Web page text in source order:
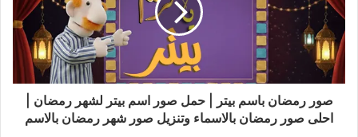
صور رمضان باسم بيتر | حمل صور اسم بيتر لشهر رمضان |
احلى صور رمضان بالاسماء وتنزيل صور شهر رمضان بالاسم